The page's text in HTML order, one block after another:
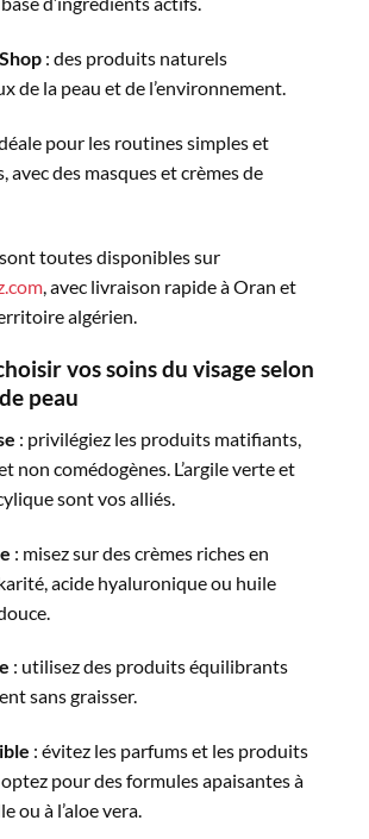
: des produits naturels
de la peau et de l’environnement.
pour les routines simples et
avec des masques et crèmes de
toutes disponibles sur
, avec livraison rapide à Oran et
algérien.
vos soins du visage selon
peau
: privilégiez les produits matifiants,
non comédogènes. L’argile verte et
sont vos alliés.
: misez sur des crèmes riches en
acide hyaluronique ou huile
: utilisez des produits équilibrants
sans graisser.
: évitez les parfums et les produits
pour des formules apaisantes à
ou à l’aloe vera.